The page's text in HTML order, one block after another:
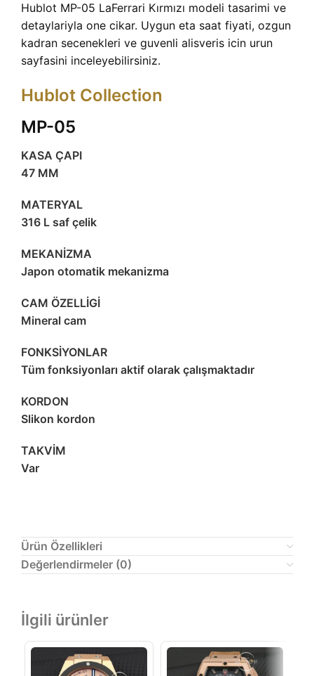
Hublot MP-05 LaFerrari Kırmızı modeli tasarimi ve
detaylariyla one cikar. Uygun eta saat fiyati, ozgun
kadran secenekleri ve guvenli alisveris icin urun
sayfasini inceleyebilirsiniz.
Hublot Collection
MP-05
KASA ÇAPI
47 MM
MATERYAL
316 L saf çelik
MEKANİZMA
Japon otomatik mekanizma
CAM ÖZELLİGİ
Mineral cam
FONKSİYONLAR
Tüm fonksiyonları aktif olarak çalışmaktadır
KORDON
Slikon kordon
TAKVİM
Var
Ürün Özellikleri
Değerlendirmeler (0)
İlgili ürünler